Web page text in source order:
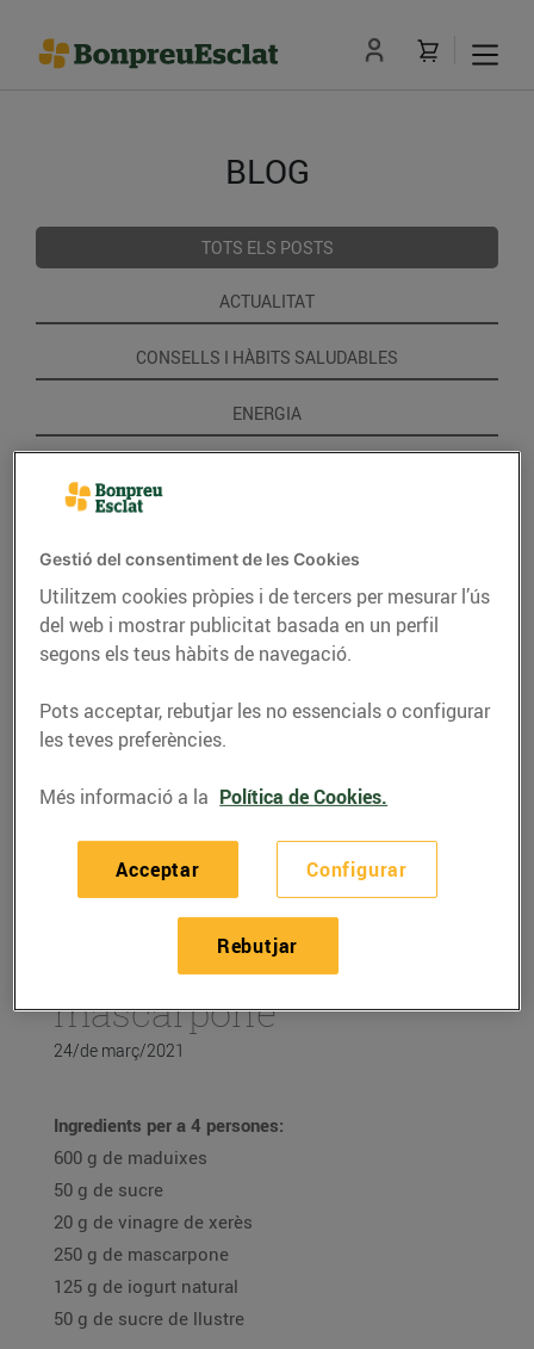
BLOG
TOTS ELS POSTS
ACTUALITAT
CONSELLS I HÀBITS SALUDABLES
ENERGIA
RECEPTES
Maduixes macerades
amb cremós de
mascarpone
24/de març/2021
Ingredients per a 4 persones:
600 g de maduixes
50 g de sucre
20 g de vinagre de xerès
250 g de mascarpone
125 g de iogurt natural
50 g de sucre de llustre
Gestió del consentiment de les Cookies
Utilitzem cookies pròpies i de tercers per mesurar l’ús
del web i mostrar publicitat basada en un perfil
segons els teus hàbits de navegació.
Pots acceptar, rebutjar les no essencials o configurar
les teves preferències.
Més informació a la Política de Cookies.
Configurar
Rebutjar
Acceptar